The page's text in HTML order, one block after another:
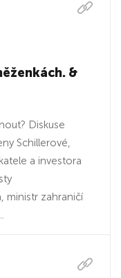
&
Diskuse
Schillerové,
a investora
ministr zahraničí